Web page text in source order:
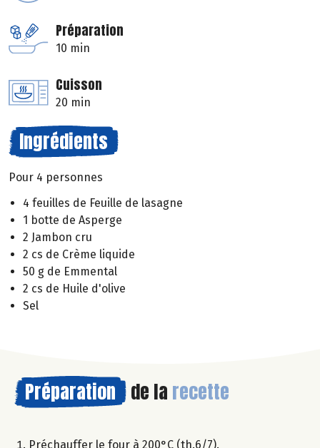
Préparation
10 min
Cuisson
20 min
Ingrédients
Pour 4 personnes
4 feuilles de Feuille de lasagne
1 botte de Asperge
2 Jambon cru
2 cs de Crème liquide
50 g de Emmental
2 cs de Huile d'olive
Sel
Préparation de la recette
Préchauffer le four à 200°C (th.6/7).